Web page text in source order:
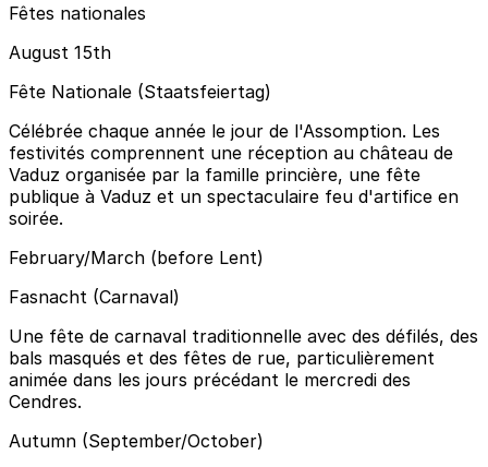
Fêtes nationales
August 15th
Fête Nationale (Staatsfeiertag)
Célébrée chaque année le jour de l'Assomption. Les
festivités comprennent une réception au château de
Vaduz organisée par la famille princière, une fête
publique à Vaduz et un spectaculaire feu d'artifice en
soirée.
February/March (before Lent)
Fasnacht (Carnaval)
Une fête de carnaval traditionnelle avec des défilés, des
bals masqués et des fêtes de rue, particulièrement
animée dans les jours précédant le mercredi des
Cendres.
Autumn (September/October)